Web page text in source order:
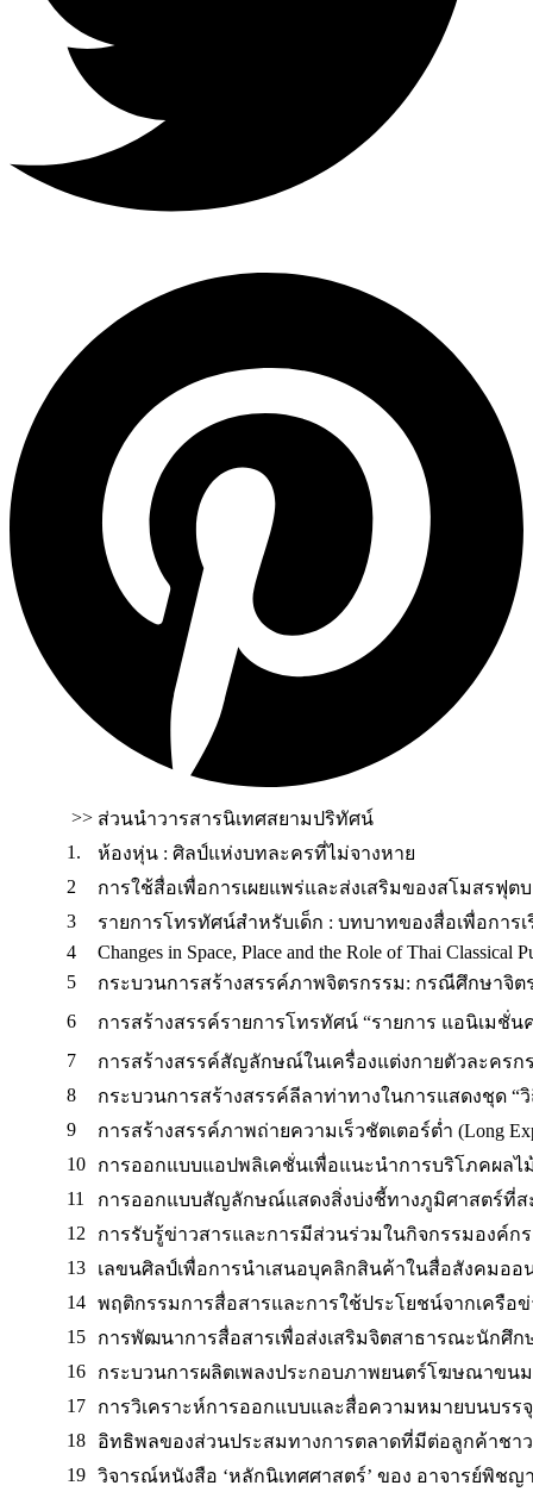
>> ส่วนนำวารสารนิเทศสยามปริทัศน์
1.
ห้องหุ่น : ศิลป์แห่งบทละครที่ไม่จางหาย
2
การใช้สื่อเพื่อการเผยแพร่และส่งเสริมของสโมสรฟุต
3
รายการโทรทัศน์สำหรับเด็ก : บทบาทของสื่อเพื่อการเ
4
Changes in Space, Place and the Role of Thai Classical
5
กระบวนการสร้างสรรค์ภาพจิตรกรรม: กรณีศึกษาจิ
6
การสร้างสรรค์รายการโทรทัศน์ “รายการ แอนิเมชั่น
7
การสร้างสรรค์สัญลักษณ์ในเครื่องแต่งกายตัวละคร
8
กระบวนการสร้างสรรค์ลีลาท่าทางในการแสดงชุด “
9
การสร้างสรรค์ภาพถ่ายความเร็วชัตเตอร์ต่ำ (Long
10
การออกแบบแอปพลิเคชั่นเพื่อแนะนำการบริโภคผลไ
11
การออกแบบสัญลักษณ์แสดงสิ่งบ่งชี้ทางภูมิศาสตร์ที่
12
การรับรู้ข่าวสารและการมีส่วนร่วมในกิจกรรมองค์
13
เลขนศิลป์เพื่อการนำเสนอบุคลิกสินค้าในสื่อสังคมออ
14 พฤติกรรมการสื่อสารและการใช้ประโยชน์จากเครื
15
การพัฒนาการสื่อสารเพื่อส่งเสริมจิตสาธารณะนักศึก
16
กระบวนการผลิตเพลงประกอบภาพยนตร์โฆษณาขน
17
การวิเคราะห์การออกแบบและสื่อความหมายบนบร
18
อิทธิพลของส่วนประสมทางการตลาดที่มีต่อลูกค้าชา
19 วิจารณ์หนังสือ ‘หลักนิเทศศาสตร์’ ของ อาจารย์พิชญ